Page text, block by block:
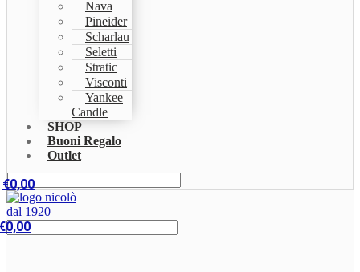
Nava
Pineider
Scharlau
Seletti
Stratic
Visconti
Yankee
Candle
SHOP
Buoni Regalo
Outlet
€0,00
0,00